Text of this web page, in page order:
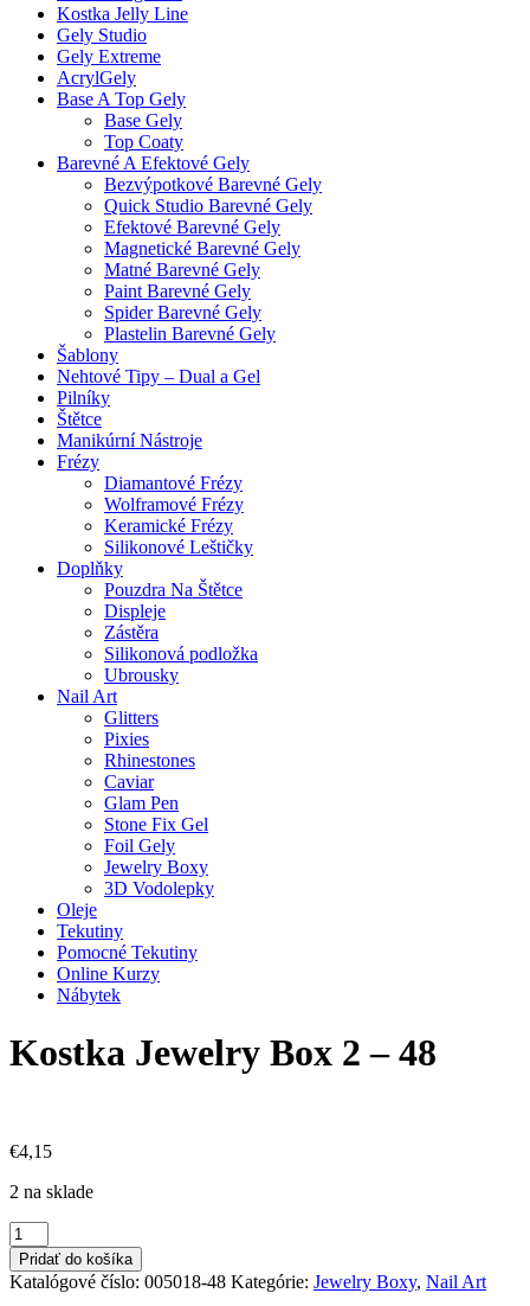
Kostka Jelly Line
Gely Studio
Gely Extreme
AcrylGely
Base A Top Gely
Base Gely
Top Coaty
Barevné A Efektové Gely
Bezvýpotkové Barevné Gely
Quick Studio Barevné Gely
Efektové Barevné Gely
Magnetické Barevné Gely
Matné Barevné Gely
Paint Barevné Gely
Spider Barevné Gely
Plastelin Barevné Gely
Šablony
Nehtové Tipy – Dual a Gel
Pilníky
Štětce
Manikúrní Nástroje
Frézy
Diamantové Frézy
Wolframové Frézy
Keramické Frézy
Silikonové Leštičky
Doplňky
Pouzdra Na Štětce
Displeje
Zástěra
Silikonová podložka
Ubrousky
Nail Art
Glitters
Pixies
Rhinestones
Caviar
Glam Pen
Stone Fix Gel
Foil Gely
Jewelry Boxy
3D Vodolepky
Oleje
Tekutiny
Pomocné Tekutiny
Online Kurzy
Nábytek
Kostka Jewelry Box 2 – 48
€4,15
2 na sklade
množstvo
Kostka
Jewelry
Box
Pridať do košíka
Katalógové číslo: 005018-48 Kategórie: Jewelry Boxy, Nail Art